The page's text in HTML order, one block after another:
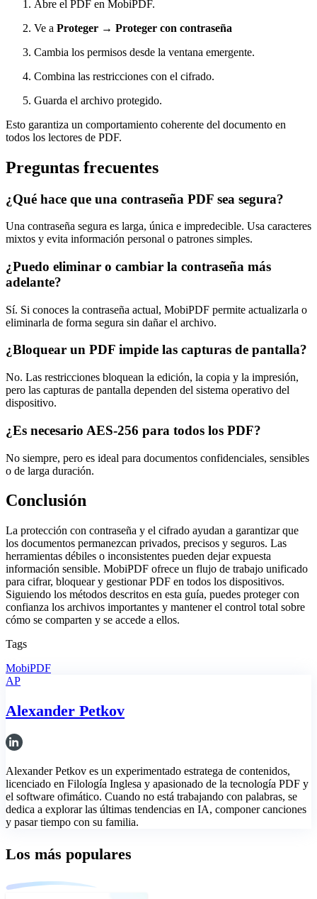
Abre el PDF en MobiPDF.
Ve a Proteger → Proteger con contraseña
Cambia los permisos desde la ventana emergente.
Combina las restricciones con el cifrado.
Guarda el archivo protegido.
Esto garantiza un comportamiento coherente del documento en
todos los lectores de PDF.
Preguntas frecuentes
¿Qué hace que una contraseña PDF sea segura?
Una contraseña segura es larga, única e impredecible. Usa caracteres
mixtos y evita información personal o patrones simples.
¿Puedo eliminar o cambiar la contraseña más
adelante?
Sí. Si conoces la contraseña actual, MobiPDF permite actualizarla o
eliminarla de forma segura sin dañar el archivo.
¿Bloquear un PDF impide las capturas de pantalla?
No. Las restricciones bloquean la edición, la copia y la impresión,
pero las capturas de pantalla dependen del sistema operativo del
dispositivo.
¿Es necesario AES-256 para todos los PDF?
No siempre, pero es ideal para documentos confidenciales, sensibles
o de larga duración.
Conclusión
La protección con contraseña y el cifrado ayudan a garantizar que
los documentos permanezcan privados, precisos y seguros. Las
herramientas débiles o inconsistentes pueden dejar expuesta
información sensible. MobiPDF ofrece un flujo de trabajo unificado
para cifrar, bloquear y gestionar PDF en todos los dispositivos.
Siguiendo los métodos descritos en esta guía, puedes proteger con
confianza los archivos importantes y mantener el control total sobre
cómo se comparten y se accede a ellos.
Tags
MobiPDF
AP
Alexander Petkov
Alexander Petkov es un experimentado estratega de contenidos,
licenciado en Filología Inglesa y apasionado de la tecnología PDF y
el software ofimático. Cuando no está trabajando con palabras, se
dedica a explorar las últimas tendencias en IA, componer canciones
y pasar tiempo con su familia.
Los más populares